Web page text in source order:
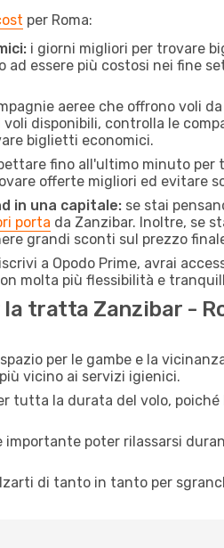
per Roma:
i giorni migliori per trovare
essere più costosi nei fine
aeree che offrono voli
disponibili, controlla le
biglietti economici.
fino all'ultimo minuto per
offerte migliori ed evitare
in una capitale: se stai
porta da Zanzibar. Inoltre, se
grandi sconti sul prezzo
a Opodo Prime, avrai
molta più flessibilità e
tratta Zanzibar -
per le gambe e la
vicino ai servizi igienici.
tutta la durata del volo,
importante poter rilassarsi
di tanto in tanto per